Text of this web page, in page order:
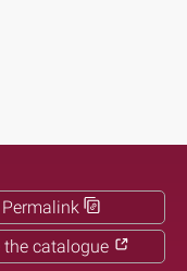
Permalink
the catalogue